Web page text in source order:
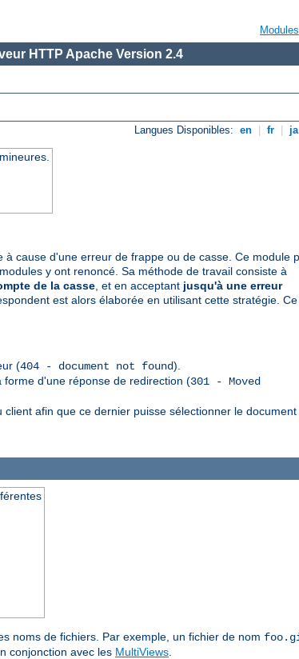
Modules
HTTP Apache Version 2.4
Langues Disponibles: en fr ja
cause d'une erreur de frappe ou de casse. Ce module
y ont renoncé. Sa méthode de travail consiste à
de la casse, et en acceptant jusqu'à une erreur
est alors élaborée en utilisant cette stratégie. Ce
(404 - document not found).
d'une réponse de redirection (301 - Moved
afin que ce dernier puisse sélectionner le document
noms de fichiers. Par exemple, un fichier de nom
conjonction avec les MultiViews